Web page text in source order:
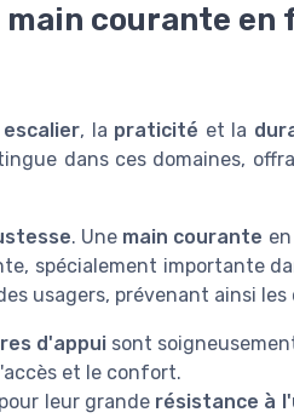
courante en
escalier, la praticité et la
dans ces domaines,
. Une main courante
spécialement importante
usagers, prévenant ainsi
d'appuisont
et le confort.
leur grande résistance à